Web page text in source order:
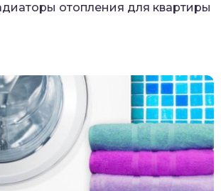
отопления для квартиры